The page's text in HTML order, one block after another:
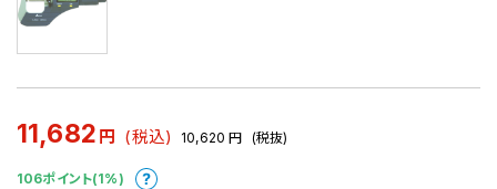
11,682 円 (税込) 10,620 円 (税抜)
106ポイント(1%)